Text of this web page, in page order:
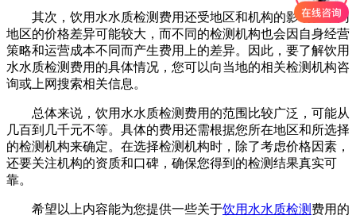
其次，饮用水水质检测费用还受地区和机构的影响。不同
地区的价格差异可能较大，而不同的检测机构也会因自身经营
策略和运营成本不同而产生费用上的差异。因此，要了解饮用
水水质检测费用的具体情况，您可以向当地的相关检测机构咨
询或上网搜索相关信息。
总体来说，饮用水水质检测费用的范围比较广泛，可能从
几百到几千元不等。具体的费用还需根据您所在地区和所选择
的检测机构来确定。在选择检测机构时，除了考虑价格因素，
还要关注机构的资质和口碑，确保您得到的检测结果真实可
靠。
希望以上内容能为您提供一些关于饮用水水质检测 费用的